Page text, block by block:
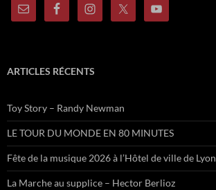
ARTICLES RÉCENTS
Toy Story – Randy Newman
LE TOUR DU MONDE EN 80 MINUTES
Fête de la musique 2026 à l’Hôtel de ville de Lyon
La Marche au supplice – Hector Berlioz